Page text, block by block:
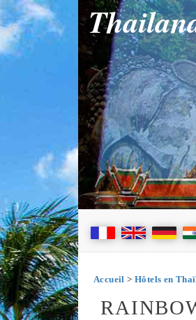
Accueil > Hôtels en